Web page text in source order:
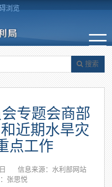
浏览
搜索
专题会商部
近期水旱灾
点工作
信息来源：水利部网站
张思悦